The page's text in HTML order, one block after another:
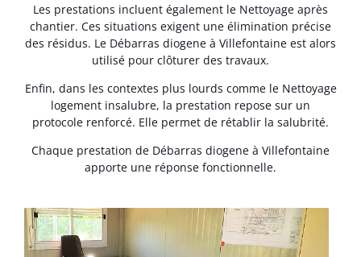
Les prestations incluent également le Nettoyage après
chantier. Ces situations exigent une élimination précise
des résidus. Le Débarras diogene à Villefontaine est alors
utilisé pour clôturer des travaux.
Enfin, dans les contextes plus lourds comme le Nettoyage
logement insalubre, la prestation repose sur un
protocole renforcé. Elle permet de rétablir la salubrité.
Chaque prestation de Débarras diogene à Villefontaine
apporte une réponse fonctionnelle.